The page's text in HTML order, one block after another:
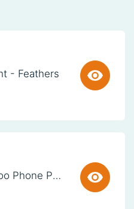
- Feathers
Bookaroo Phone Pocket - Brown